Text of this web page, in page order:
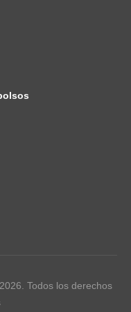
Todos los derechos